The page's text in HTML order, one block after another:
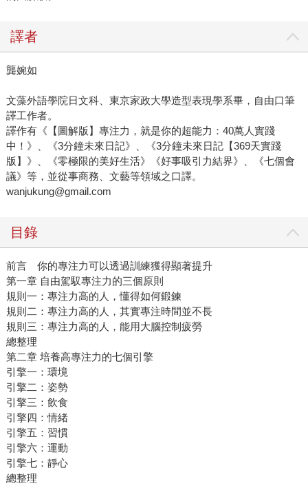
譯者
龔婉如
文藻外語學院日文科、東京家政大學造型表現學系畢，自由口筆
譯工作者。
譯作有《【圖解版】專注力，就是你的超能力：40萬人實踐
中！》、《3分鐘未來日記》、《3分鐘未來日記【369天實踐
版】》、《零極限的美好生活》《好事吸引力結界》、《七個會
議》等，並從事商務、文藝等領域之口譯。
wanjukung@gmail.com
目錄
前言 你的專注力可以透過訓練獲得顯著提升
第一章 自由駕馭專注力的三個原則
規則一：專注力高的人，懂得如何鍛鍊
規則二：專注力高的人，其實專注時間並不長
規則三：專注力高的人，能用大腦控制疲勞
總整理
第二章 培養高專注力的七個引擎
引擎一：環境
引擎二：姿勢
引擎三：飲食
引擎四：情緒
引擎五：習慣
引擎六：運動
引擎七：靜心
總整理